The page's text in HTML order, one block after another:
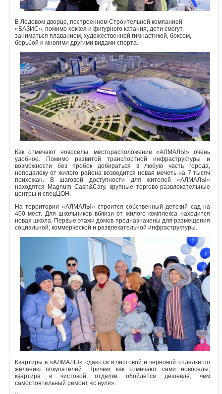
В Ледовом дворце, построенном Строительной компанией
«БАЗИС», помимо хоккея и фигурного катания, дети смогут
заниматься плаванием, художественной гимнастикой, боксом,
борьбой и многими другими видами спорта.
Как отмечают новоселы, месторасположение «АЛМАЛЫ» очень
удобное. Помимо развитой транспортной инфраструктуры и
возможности без пробок добираться в любую часть города,
неподалеку от жилого района возводится новая мечеть на 7 тысяч
прихожан. В шаговой доступности для жителей «АЛМАЛЫ»
находятся Magnum Cash&Cary, крупные торгово-развлекательные
центры и спецЦОН.
На территории «АЛМАЛЫ» строится собственный детский сад на
400 мест. Для школьников вблизи от жилого комплекса находится
новая школа. Первые этажи домов предназначены для размещения
социальной, коммерческой и развлекательной инфраструктуры.
Квартиры в «АЛМАЛЫ» сдаются в чистовой и черновой отделке по
желанию покупателей. Причем, как отмечают сами новоселы,
квартира в чистовой отделке обойдется дешевле, чем
самостоятельный ремонт «с нуля».